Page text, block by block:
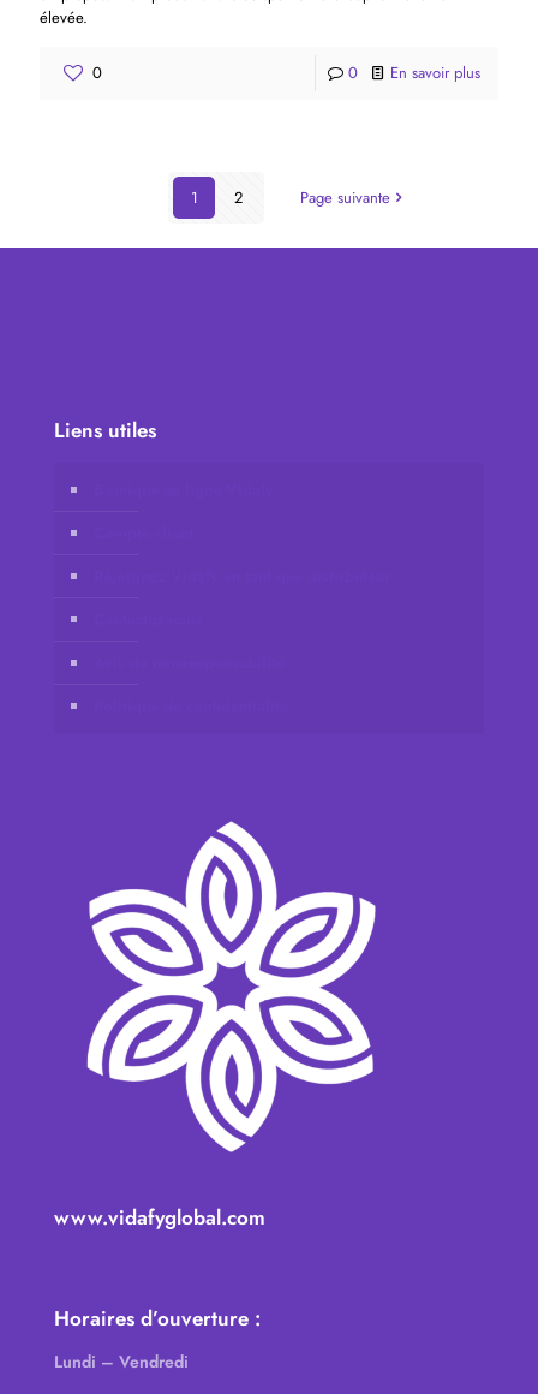
élevée.
0 0 En savoir plus
1 2 Page suivante
Liens utiles
www.vidafyglobal.com
Horaires d’ouverture :
Lundi – Vendredi